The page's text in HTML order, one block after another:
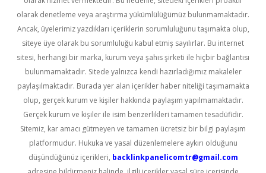
olarak denetleme veya araştırma yükümlülüğümüz bulunmamaktadır.
Ancak, üyelerimiz yazdıkları içeriklerin sorumluluğunu taşımakta olup,
siteye üye olarak bu sorumluluğu kabul etmiş sayılırlar. Bu internet
sitesi, herhangi bir marka, kurum veya şahıs şirketi ile hiçbir bağlantısı
bulunmamaktadır. Sitede yalnızca kendi hazırladığımız makaleler
paylaşılmaktadır. Burada yer alan içerikler haber niteliği taşımamakta
olup, gerçek kurum ve kişiler hakkında paylaşım yapılmamaktadır.
Gerçek kurum ve kişiler ile isim benzerlikleri tamamen tesadüfidir.
Sitemiz, kar amacı gütmeyen ve tamamen ücretsiz bir bilgi paylaşım
platformudur. Hukuka ve yasal düzenlemelere aykırı olduğunu
düşündüğünüz içerikleri, backlinkpanelicomtr@gmail.com